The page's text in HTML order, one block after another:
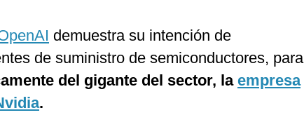
demuestra su intención de
de suministro de semiconductores, para
del gigante del sector, la empresa
.